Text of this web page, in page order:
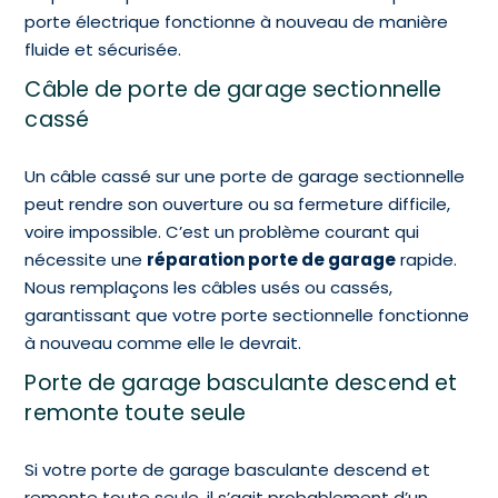
porte électrique fonctionne à nouveau de manière
fluide et sécurisée.
Câble de porte de garage sectionnelle
cassé
Un câble cassé sur une porte de garage sectionnelle
peut rendre son ouverture ou sa fermeture difficile,
voire impossible. C’est un problème courant qui
nécessite une réparation porte de garagerapide.
Nous remplaçons les câbles usés ou cassés,
garantissant que votre porte sectionnelle fonctionne
à nouveau comme elle le devrait.
Porte de garage basculante descend et
remonte toute seule
Si votre porte de garage basculante descend et